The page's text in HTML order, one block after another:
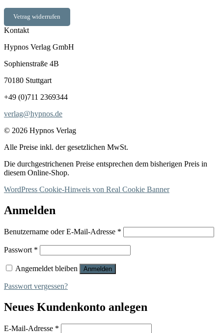
Vetrag widerrufen
Kontakt
Hypnos Verlag GmbH
Sophienstraße 4B
70180 Stuttgart
+49 (0)711 2369344
verlag@hypnos.de
© 2026 Hypnos Verlag
Alle Preise inkl. der gesetzlichen MwSt.
Die durchgestrichenen Preise entsprechen dem bisherigen Preis in
diesem Online-Shop.
WordPress Cookie-Hinweis von Real Cookie Banner
Anmelden
Benutzername oder E-Mail-Adresse *
Passwort *
Angemeldet bleiben Anmelden
Passwort vergessen?
Neues Kundenkonto anlegen
E-Mail-Adresse *